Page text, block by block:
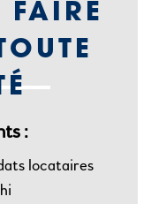
:
locataires